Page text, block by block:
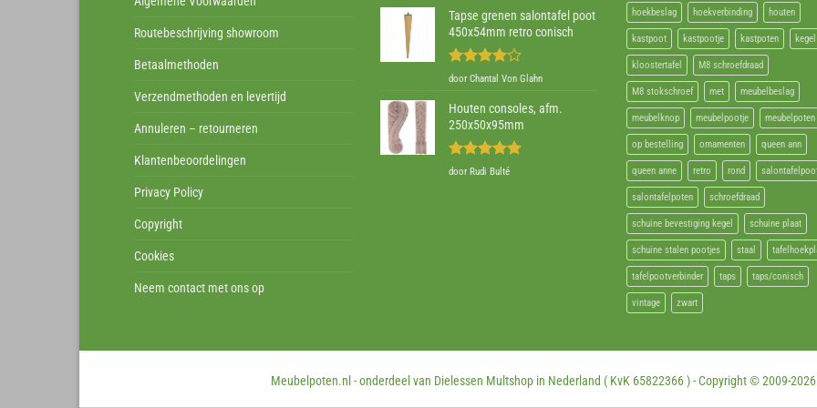
Routebeschrijving showroom
Betaalmethoden
Verzendmethoden en levertijd
Annuleren – retourneren
Klantenbeoordelingen
Privacy Policy
Copyright
Cookies
Neem contact met ons op
Tapse grenen salontafel poot
450x54mm retro conisch
Gewaardeerd
door Chantal Von Glahn
Houten consoles, afm.
250x50x95mm
Gewaardeerd
door Rudi Bulté
hoekbeslag hoekverbinding houten
kastpoot kastpootje kastpoten kegel
kloostertafel M8 schroefdraad
M8 stokschroef met meubelbeslag
meubelknop meubelpootje meubelpoten
op bestelling ornamenten queen ann
queen anne retro rond
salontafelpoten schroefdraad
schuine bevestiging kegel schuine plaat
schuine stalen pootjes staal
tafelpootverbinder taps taps/conisch
vintage zwart
Meubelpoten.nl - onderdeel van Dielessen Multshop in Nederland ( KvK 65822366 ) - Copyright © 2009-